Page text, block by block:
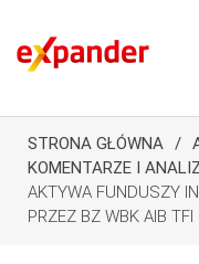
STRONA GŁÓWNA
KOMENTARZE I
AKTYWA FUNDUSZY
PRZEZ BZ WBK AIB TFI